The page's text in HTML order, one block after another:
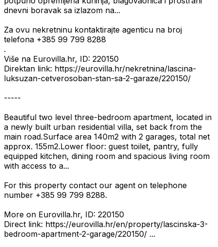
dnevni boravak sa izlazom na...
Za ovu nekretninu kontaktirajte agenticu na broj
telefona +385 99 799 8288
.
Više na Eurovilla.hr, ID: 220150
Direktan link: https://eurovilla.hr/nekretnina/lascina-
luksuzan-cetverosoban-stan-sa-2-garaze/220150/
-----
Beautiful two level three-bedroom apartment, located in
a newly built urban residential villa, set back from the
main road.Surface area 140m2 with 2 garages, total net
approx. 155m2.Lower floor: guest toilet, pantry, fully
equipped kitchen, dining room and spacious living room
with access to a...
For this property contact our agent on telephone
number +385 99 799 8288.
More on Eurovilla.hr, ID: 220150
Direct link: https://eurovilla.hr/en/property/lascinska-3-
bedroom-apartment-2-garage/220150/ ...